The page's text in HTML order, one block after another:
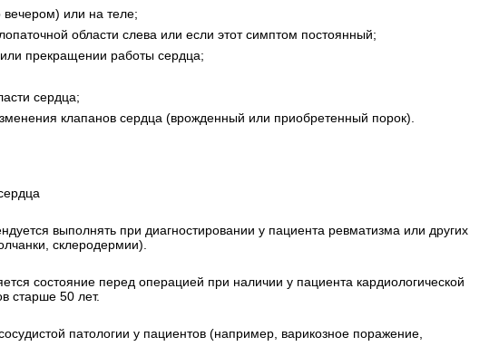
вечером) или на теле;
области слева или если этот симптом постоянный;
прекращении работы сердца;
сердца;
клапанов сердца (врожденный или приобретенный порок).
выполнять при диагностировании у пациента ревматизма или других
склеродермии).
состояние перед операцией при наличии у пациента кардиологической
старше 50 лет.
патологии у пациентов (например, варикозное поражение,